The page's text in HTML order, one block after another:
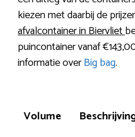
kiezen met daarbij de
afvalcontainer in Biervliet
puincontainer vanaf
informatie overBig bag.
Volume